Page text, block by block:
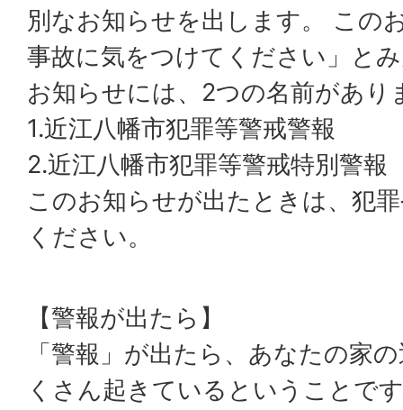
別なお知らせを出します。 この
事故に気をつけてください」と
お知らせには、2つの名前があり
1.近江八幡市犯罪等警戒警報
2.近江八幡市犯罪等警戒特別警報
このお知らせが出たときは、犯
ください。
【警報が出たら】
「警報」が出たら、あなたの家
くさん起きているということで